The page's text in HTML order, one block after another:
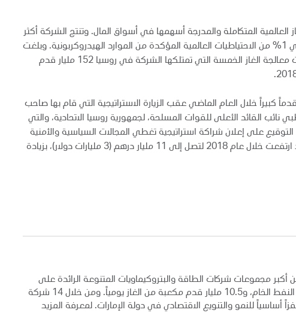
المتكاملة والمدرجة أسهمها في أسواق المال. وتنتج الشركة أكثر
من 2% من إجمالي النفط في العالم، وتمتلك حوالي 1% من الاحتياطيات العالمية المؤكدة من الموارد الهيدروكربونية. وبلغت
كميات الغاز التي تمت معالجتها في مصانع ومنشآت معالجة الغاز الخمسة التي تمتلكها الشركة في روسيا 152 مليار قدم
كبيراً خلال العام الماضي عقب الزيارة الاستراتيجية التي قام بها صاحب
القائد الأعلى للقوات المسلحة، لجمهورية روسيا الاتحادية، والتي
على إعلان شراكة استراتيجية تغطي المجالات السياسية والأمنية
والاقتصادية. وكانت التبادلات التجارية بين البلدين قد ارتفعت خلال عام 2018 لتصل إلى 11 مليار درهم (3 مليارات دولار)، بزيادة
مجموعات شركات الطاقة والبتروكيماويات المتنوعة الرائدة على
مستوى العالم، حيث يبلغ إنتاجها 3 ملايين برميل من النفط الخام، و10.5 مليار قدم مكعبة من الغاز يومياً. ومن خلال 14 شركة
للنمو والتنويع الاقتصادي في دولة الإمارات. لمعرفة المزيد